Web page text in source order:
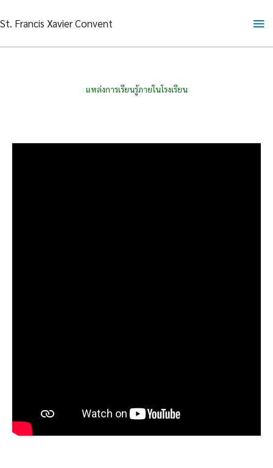
to
St. Francis Xavier Convent
แหล่งการเรียนรู้ภายในโรงเรียน